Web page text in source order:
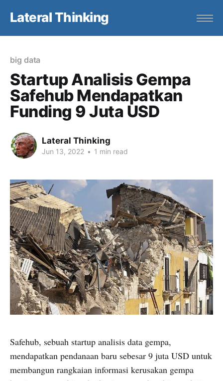
Lateral Thinking
big data
Startup Analisis Gempa
Safehub Mendapatkan
Funding 9 Juta USD
Lateral Thinking
Jun 13, 2022 • 1 min read
Safehub, sebuah startup analisis data gempa,
mendapatkan pendanaan baru sebesar 9 juta USD untuk
membangun rangkaian informasi kerusakan gempa